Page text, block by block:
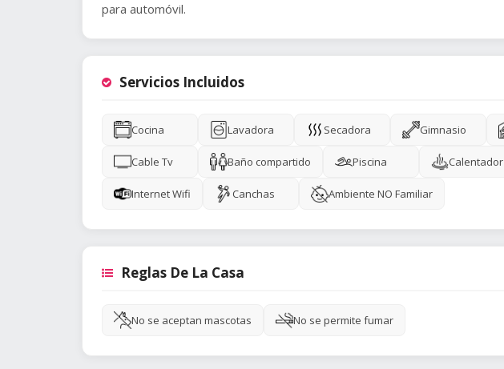
para automóvil.
Servicios Incluidos
Cocina Lavadora Secadora Gimnasio
Cable Tv Baño compartido Piscina Calentador
Internet Wifi Canchas Ambiente NO Familiar
Reglas De La Casa
No se aceptan mascotas No se permite fumar